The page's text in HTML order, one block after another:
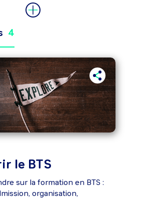
4
le BTS
sur la formation en BTS :
organisation,